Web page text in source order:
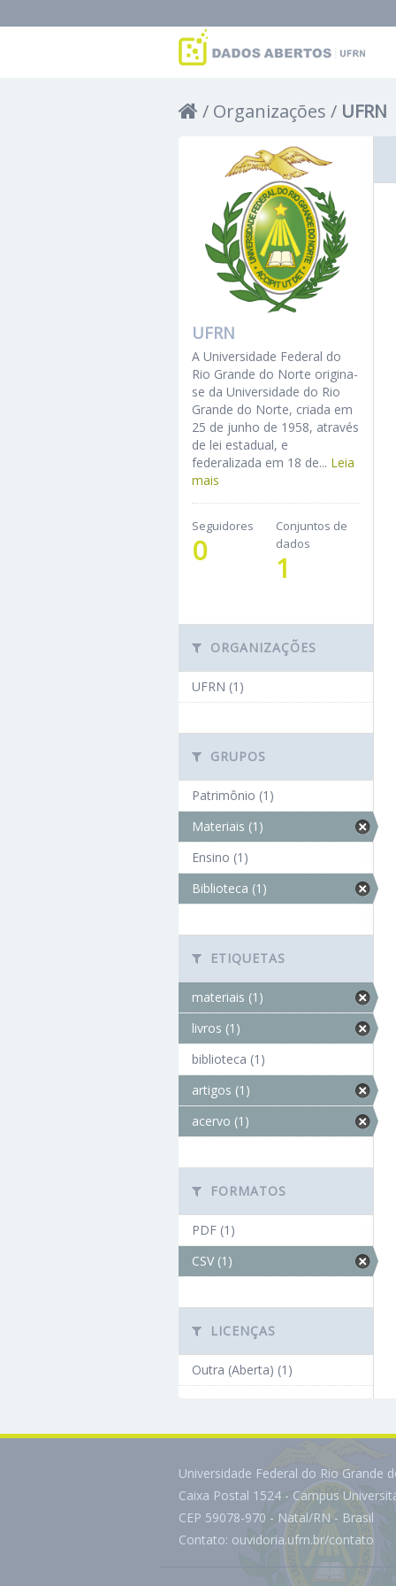
Organizações UFRN
UFRN
A Universidade Federal do
Rio Grande do Norte origina-
se da Universidade do Rio
Grande do Norte, criada em
25 de junho de 1958, através
de lei estadual, e
federalizada em 18 de... Leia
mais
Seguidores
0
Conjuntos de
dados
1
ORGANIZAÇÕES
UFRN (1)
GRUPOS
Patrimônio (1)
Materiais (1)
Ensino (1)
Biblioteca (1)
ETIQUETAS
materiais (1)
livros (1)
biblioteca (1)
artigos (1)
acervo (1)
FORMATOS
PDF (1)
CSV (1)
LICENÇAS
Outra (Aberta) (1)
Universidade Federal do Rio Grande
Caixa Postal 1524 - Campus
CEP 59078-970 - Natal/RN - Brasil
Contato: ouvidoria.ufrn.br/contato